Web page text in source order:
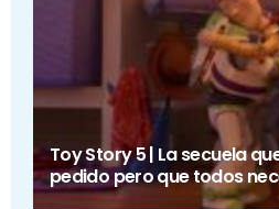
Toy Story 5 | La secuela
pedido pero que todos